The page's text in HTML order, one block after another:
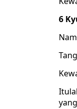
6